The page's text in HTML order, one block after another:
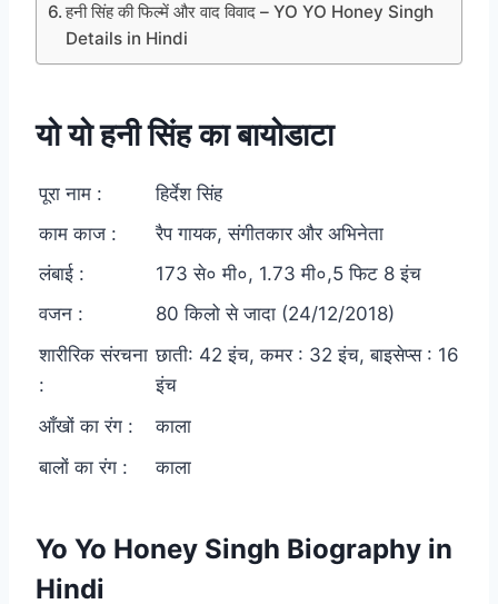
हनी सिंह की फिल्में और वाद विवाद – YO YO Honey Singh
Details in Hindi
यो यो हनी सिंह का बायोडाटा
पूरा नाम :
हिर्देश सिंह
काम काज :
रैप गायक, संगीतकार और अभिनेता
लंबाई :
173 से० मी०, 1.73 मी०,5 फिट 8 इंच
वजन :
80 किलो से जादा (24/12/2018)
शारीरिक संरचना
:
छाती: 42 इंच, कमर : 32 इंच, बाइसेप्स : 16
इंच
आँखों का रंग :
काला
बालों का रंग :
काला
Yo Yo Honey Singh Biography in
Hindi